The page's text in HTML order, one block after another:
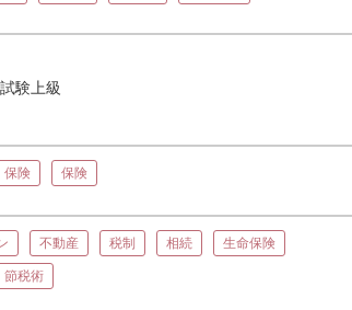
験上級
保険 保険
不動産 税制 相続 生命保険
節税術